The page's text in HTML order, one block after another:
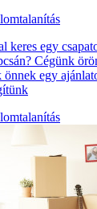
keres egy
Cégünk
önnek egy